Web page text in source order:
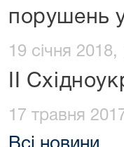
порушень
19 січня 2018,
ІІ
17 травня